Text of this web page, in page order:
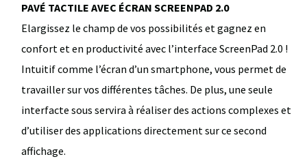
PAVÉ TACTILE AVEC ÉCRAN SCREENPAD 2.0
Elargissez le champ de vos possibilités et gagnez en
confort et en productivité avec l’interface ScreenPad 2.0 !
Intuitif comme l’écran d’un smartphone, vous permet de
travailler sur vos différentes tâches. De plus, une seule
interfacte sous servira à réaliser des actions complexes et
d’utiliser des applications directement sur ce second
affichage.